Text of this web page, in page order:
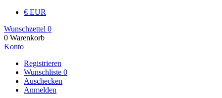
€ EUR
Wunschzettel 0
0 Warenkorb
Konto
Registrieren
Wunschliste 0
Auschecken
Anmelden